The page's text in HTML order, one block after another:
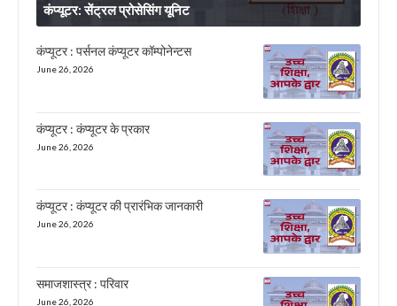
कंप्यूटर: सेंट्रल प्रोसेसिंग यूनिट
कंप्यूटर : पर्सनल कंप्यूटर कॉम्पोनेन्टस
June 26, 2026
कंप्यूटर : कंप्यूटर के प्रकार
June 26, 2026
कंप्यूटर : कंप्यूटर की प्रारंभिक जानकारी
June 26, 2026
समाजशास्त्र : परिवार
June 26, 2026